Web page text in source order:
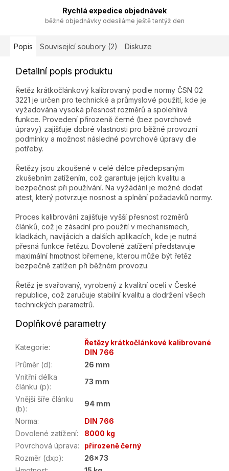
Rychlá expedice objednávek
běžné objednávky odesíláme ještě tentýž den
Popis Související soubory (2) Diskuze
Detailní popis produktu
Řetěz krátkočlánkový kalibrovaný podle normy ČSN 02
3221 je určen pro technické a průmyslové použití, kde je
vyžadována vysoká přesnost rozměrů a spolehlivá
funkce. Provedení přirozeně černé (bez povrchové
úpravy) zajišťuje dobré vlastnosti pro běžné provozní
podmínky a možnost následné povrchové úpravy dle
potřeby.
Řetězy jsou zkoušené v celé délce předepsaným
zkušebním zatížením, což garantuje jejich kvalitu a
bezpečnost při používání. Na vyžádání je možné dodat
atest, který potvrzuje nosnost a splnění požadavků normy.
Proces kalibrování zajišťuje vyšší přesnost rozměrů
článků, což je zásadní pro použití v mechanismech,
kladkách, navijácích a dalších aplikacích, kde je nutná
přesná funkce řetězu. Dovolené zatížení představuje
maximální hmotnost břemene, kterou může být řetěz
bezpečně zatížen při běžném provozu.
Řetěz je svařovaný, vyrobený z kvalitní oceli v České
republice, což zaručuje stabilní kvalitu a dodržení všech
technických parametrů.
Doplňkové parametry
Kategorie:
Řetězy krátkočlánkové kalibrované
DIN 766
Průměr (d):
26 mm
Vnitřní délka
článku (p):
73 mm
Vnější šíře článku
(b):
94 mm
Norma:
DIN 766
Dovolené zatížení:
8000 kg
Povrchová úprava:
přirozeně černý
Rozměr (dxp):
26x73